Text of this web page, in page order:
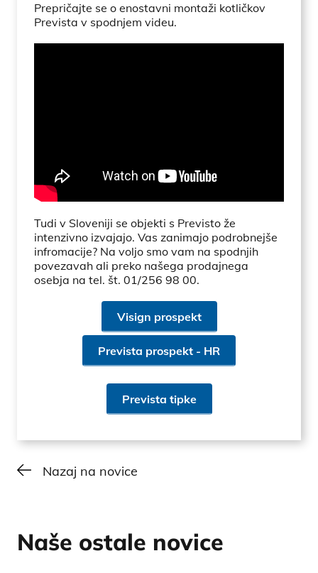
Prepričajte se o enostavni montaži kotličkov
Prevista v spodnjem videu.
Tudi v Sloveniji se objekti s Previsto že
intenzivno izvajajo. Vas zanimajo podrobnejše
infromacije? Na voljo smo vam na spodnjih
povezavah ali preko našega prodajnega
osebja na tel. št. 01/256 98 00.
Visign prospekt
Prevista prospekt - HR
Prevista tipke
Nazaj na novice
Naše ostale novice